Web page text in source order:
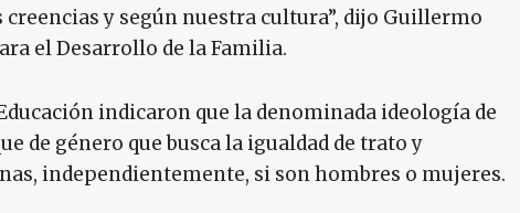
y según nuestra cultura”, dijo Guillermo
el Desarrollo de la Familia.
indicaron que la denominada ideología de
de género que busca la igualdad de trato y
independientemente, si son hombres o mujeres.